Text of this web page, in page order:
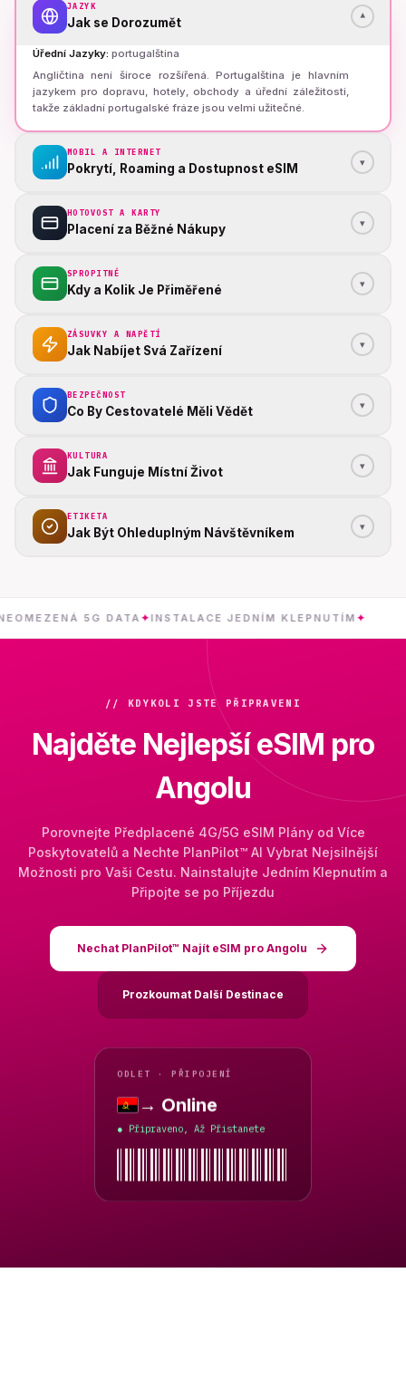
JAZYK
Jak se Dorozumět ▾
Úřední Jazyky: portugalština
Angličtina není široce rozšířená. Portugalština je hlavním
jazykem pro dopravu, hotely, obchody a úřední záležitosti,
takže základní portugalské fráze jsou velmi užitečné.
MOBIL A INTERNET
Pokrytí, Roaming a Dostupnost eSIM ▾
HOTOVOST A KARTY
Placení za Běžné Nákupy ▾
SPROPITNÉ
Kdy a Kolik Je Přiměřené ▾
ZÁSUVKY A NAPĚTÍ
Jak Nabíjet Svá Zařízení ▾
BEZPEČNOST
Co By Cestovatelé Měli Vědět ▾
KULTURA
Jak Funguje Místní Život ▾
ETIKETA
Jak Být Ohleduplným Návštěvníkem ▾
5G DATA✦INSTALACE JEDNÍM KLEPNUTÍM✦
// KDYKOLI JSTE PŘIPRAVENI
Najděte Nejlepší eSIM pro
Angolu
Porovnejte Předplacené 4G/5G eSIM Plány od Více
Poskytovatelů a Nechte PlanPilot™ AI Vybrat Nejsilnější
Možnosti pro Vaši Cestu. Nainstalujte Jedním Klepnutím a
Připojte se po Příjezdu
Nechat PlanPilot™ Najít eSIM pro Angolu
Prozkoumat Další Destinace
ODLET · PŘIPOJENÍ
Angola
→ Online
● Připraveno, Až Přistanete